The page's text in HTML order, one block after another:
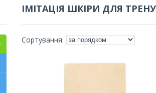
ІМІТАЦІЯ ШКІРИ ДЛЯ